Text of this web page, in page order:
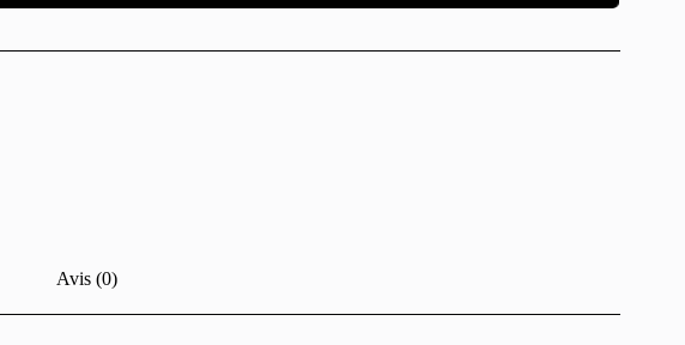
Avis (0)